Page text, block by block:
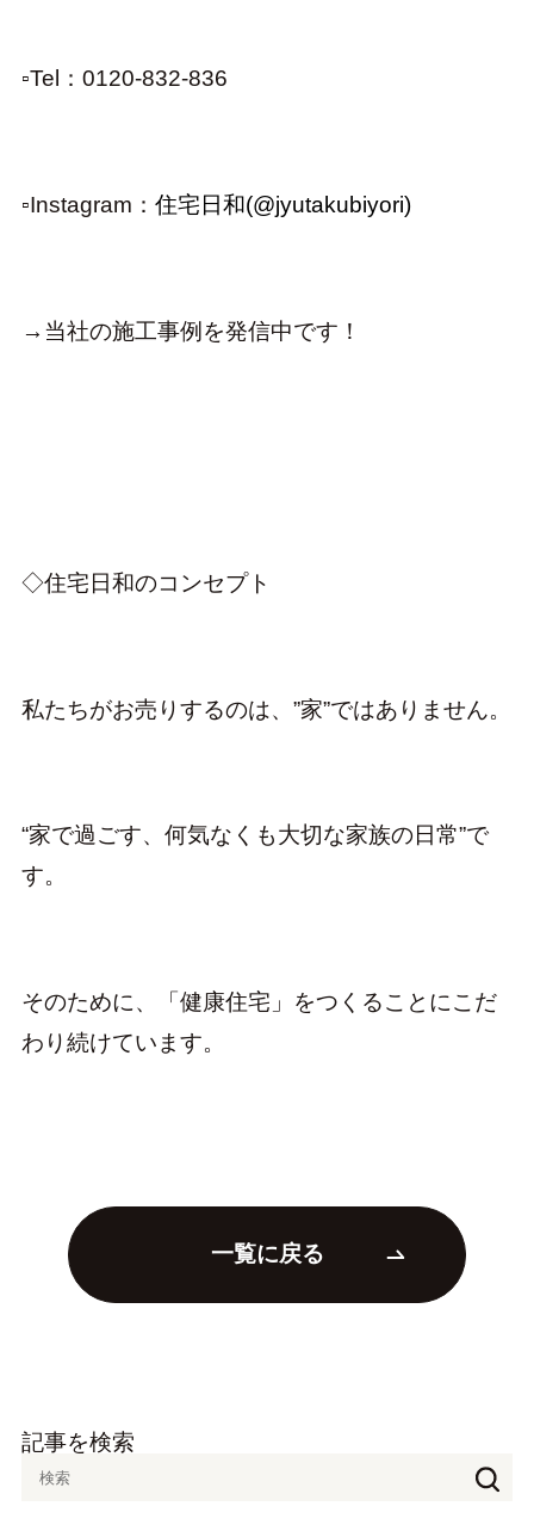
▫︎Tel：0120-832-836
▫Instagram： 住宅日和(@jyutakubiyori)
→当社の施工事例を発信中です！
◇住宅日和のコンセプト
私たちがお売りするのは、”家”ではありません。
“家で過ごす、何気なくも大切な家族の日常”で
す。
そのために、「健康住宅」をつくることにこだ
わり続けています。
一覧に戻る
記事を検索